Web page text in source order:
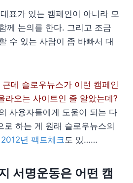
표가 있는 캠페인이 아니라 모
께 논의를 한다. 그리고 조금
수 있는 사람이 좀 바빠서 대
데 슬로우뉴스가 이런 캠페인
라오는 사이트인 줄 알았는데?
사용자들에게 도움이 되는 다
로 하는 게 원래 슬로우뉴스의
2012년 팩트체크도 있……
서명운동은 어떤 캠